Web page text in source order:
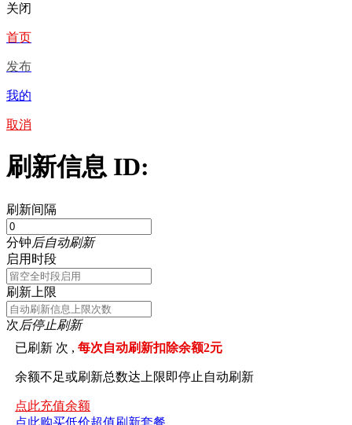
关闭
首页
发布
我的
取消
刷新信息 ID:
刷新间隔
分钟后自动刷新
启用时段
刷新上限
次后停止刷新
已刷新 次 ,每次自动刷新扣除余额2元
余额不足或刷新总数达上限即停止自动刷新
点此充值余额
点此购买低价超值刷新套餐